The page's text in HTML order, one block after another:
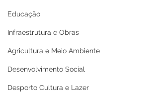
Educação
Infraestrutura e Obras
Agricultura e Meio Ambiente
Desenvolvimento Social
Desporto Cultura e Lazer